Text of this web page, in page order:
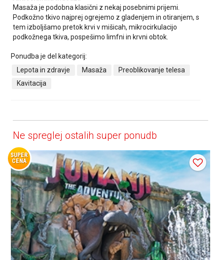
Masaža je podobna klasični z nekaj posebnimi prijemi.
Podkožno tkivo najprej ogrejemo z gladenjem in otiranjem, s
tem izboljšamo pretok krvi v mišicah, mikrocirkulacijo
podkožnega tkiva, pospešimo limfni in krvni obtok.
Ponudba je del kategorij:
Lepota in zdravje
Masaža
Preoblikovanje telesa
Kavitacija
Ne spreglej ostalih super ponudb
SUPER
CENA